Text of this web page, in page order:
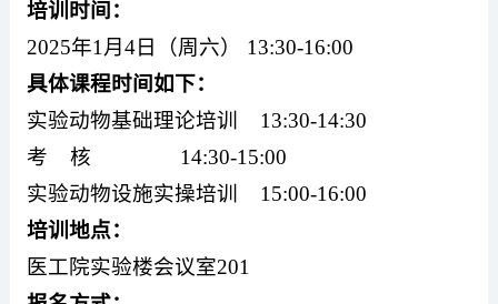
培训时间：
2025年1月 4日（周六）
13:30-16:00
具体课程时间如下：
实验动物基础理论培训
13:30-14:30
考
核 14:30-15:00
实验动物设施实操培训
15:00-16:00
培训地点：
医工院实验楼会议室201